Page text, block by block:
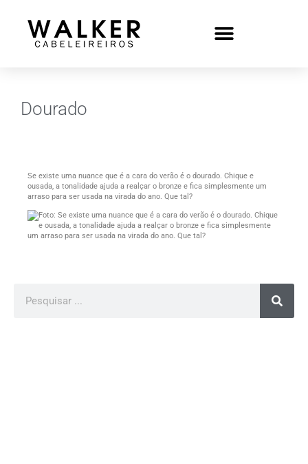
Dourado
Se existe uma nuance que é a cara do verão é o dourado. Chique e
ousada, a tonalidade ajuda a realçar o bronze e fica simplesmente um
arraso para ser usada na virada do ano. Que tal?